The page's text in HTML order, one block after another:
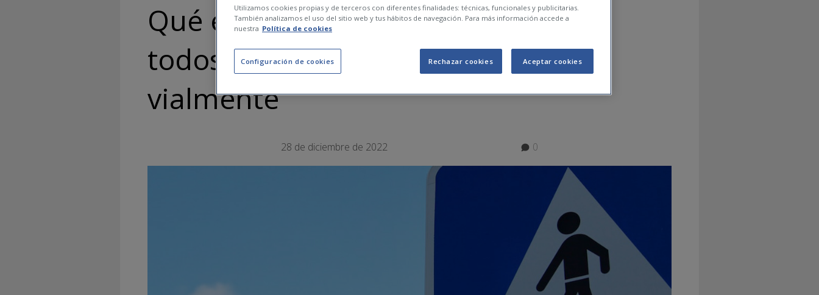
Qué es la educación vial y por qué
todos deberíamos educarnos
vialmente
28 de diciembre de 2022 0
Utilizamos cookies propias y de terceros con diferentes finalidades: técnicas, funcionales y publicitarias.
También analizamos el uso del sitio web y tus hábitos de navegación. Para más información accede a
nuestra Política de cookies
Configuración de cookies Rechazar cookies Aceptar cookies